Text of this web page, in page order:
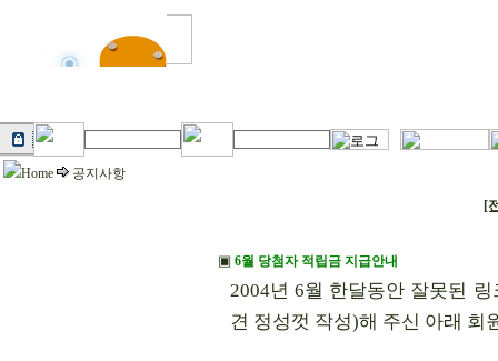
Home 공지사항
[
▣ 6월 당첨자 적립금 지급안내
2004년 6월 한달동안 잘못된
견 정성껏 작성)해 주신 아래 회